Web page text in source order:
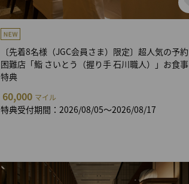
〔先着8名様（JGC会員さま）限定〕超人気の予約
困難店「鮨 さいとう（握り手 石川職人）」お食事
特典
60,000 マイル
特典受付期間：2026/08/05～2026/08/17